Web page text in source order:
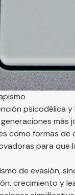
psicodélica
como formas de
para que
de evasión,
crecimiento y